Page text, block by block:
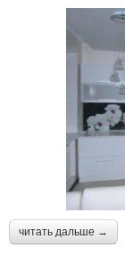
читать дальше →